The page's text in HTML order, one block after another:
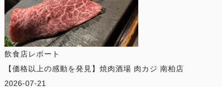
飲食店レポート
【価格以上の感動を発見】焼肉酒場 肉カジ 南柏店
2026-07-21